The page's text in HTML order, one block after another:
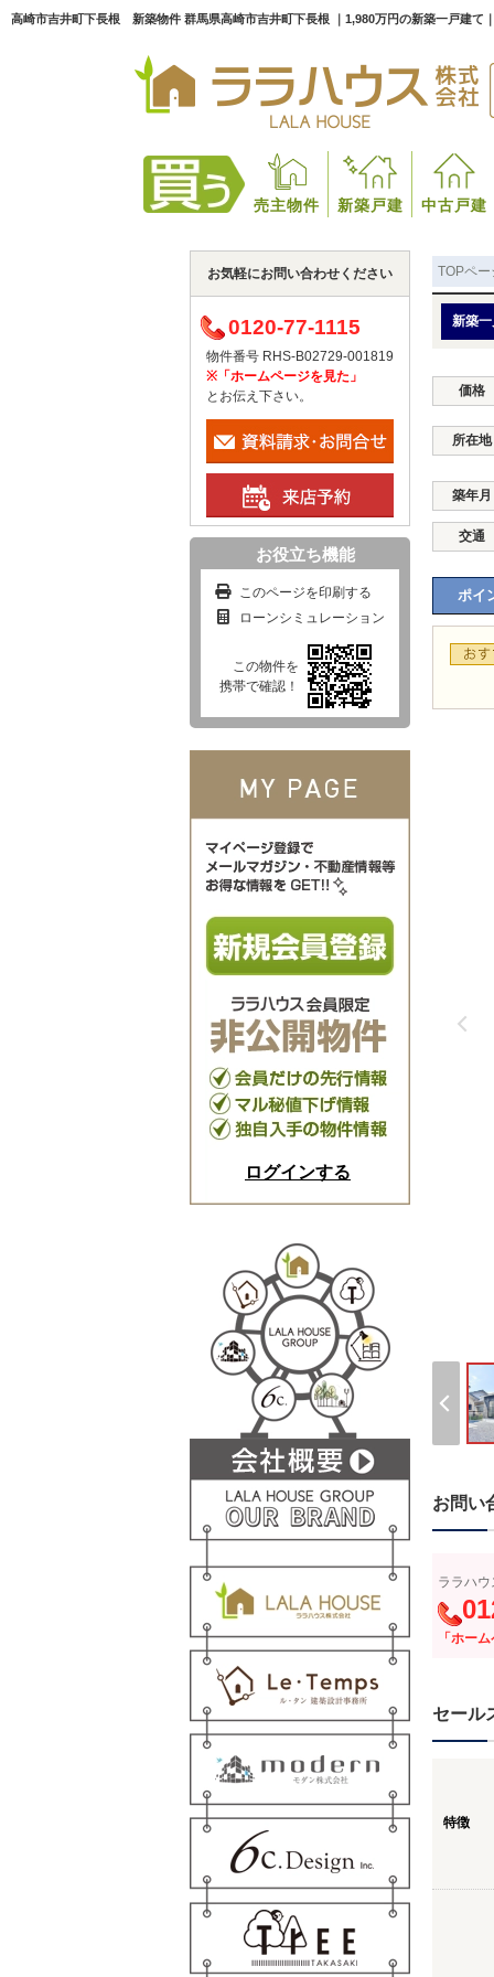
高崎市吉井町下長根 新築物件 群馬県高崎市吉井町下長根 ｜1,980万円の新築一戸建て
売主物件 新築戸建 中古戸建
TOPペー
新築
価格
所在地
築年月
交通
ポイ
お問い
ララハ
「ホー
セール
特徴
お気軽にお問い合わせください
0120-77-1115
物件番号 RHS-B02729-001819
※「ホームページを見た」
とお伝え下さい。
お役立ち機能
このページを印刷する
ローンシミュレーション
この物件を
携帯で確認！
ログインする